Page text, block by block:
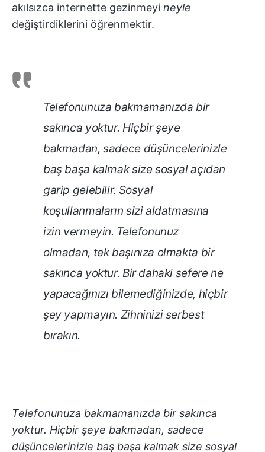
akılsızca internette gezinmeyi neyle
değiştirdiklerini öğrenmektir.
Telefonunuza bakmamanızda bir
sakınca yoktur. Hiçbir şeye
bakmadan, sadece düşüncelerinizle
baş başa kalmak size sosyal açıdan
garip gelebilir. Sosyal
koşullanmaların sizi aldatmasına
izin vermeyin. Telefonunuz
olmadan, tek başınıza olmakta bir
sakınca yoktur. Bir dahaki sefere ne
yapacağınızı bilemediğinizde, hiçbir
şey yapmayın. Zihninizi serbest
bırakın.
Telefonunuza bakmamanızda bir sakınca
yoktur. Hiçbir şeye bakmadan, sadece
düşüncelerinizle baş başa kalmak size sosyal